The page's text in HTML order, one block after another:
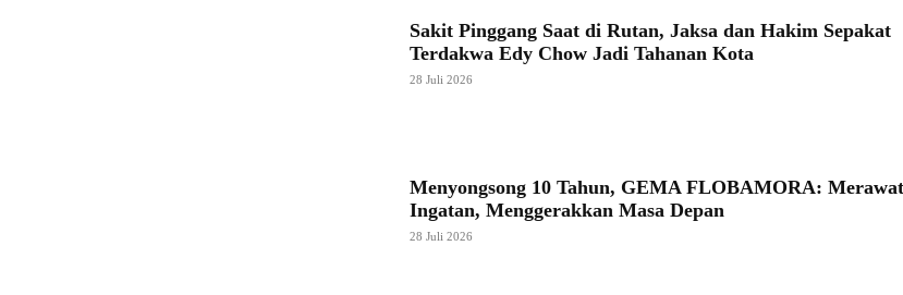
Sakit Pinggang Saat di Rutan, Jaksa dan Hakim Sepakat
Terdakwa Edy Chow Jadi Tahanan Kota
28 Juli 2026
Menyongsong 10 Tahun, GEMA FLOBAMORA: Merawat
Ingatan, Menggerakkan Masa Depan
28 Juli 2026